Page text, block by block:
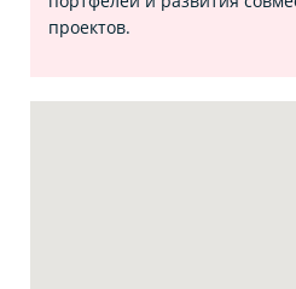
проектов.